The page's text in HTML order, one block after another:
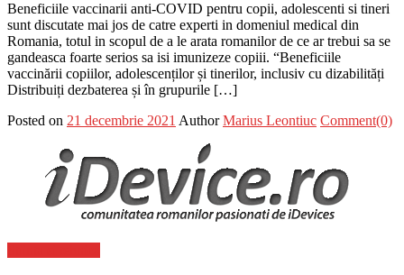
Beneficiile vaccinarii anti-COVID pentru copii, adolescenti si tineri
sunt discutate mai jos de catre experti in domeniul medical din
Romania, totul in scopul de a le arata romanilor de ce ar trebui sa se
gandeasca foarte serios sa isi imunizeze copiii. “Beneficiile
vaccinării copiilor, adolescenților și tinerilor, inclusiv cu dizabilități
Distribuiți dezbaterea și în grupurile […]
Posted on 21 decembrie 2021 Author Marius Leontiuc Comment(0)